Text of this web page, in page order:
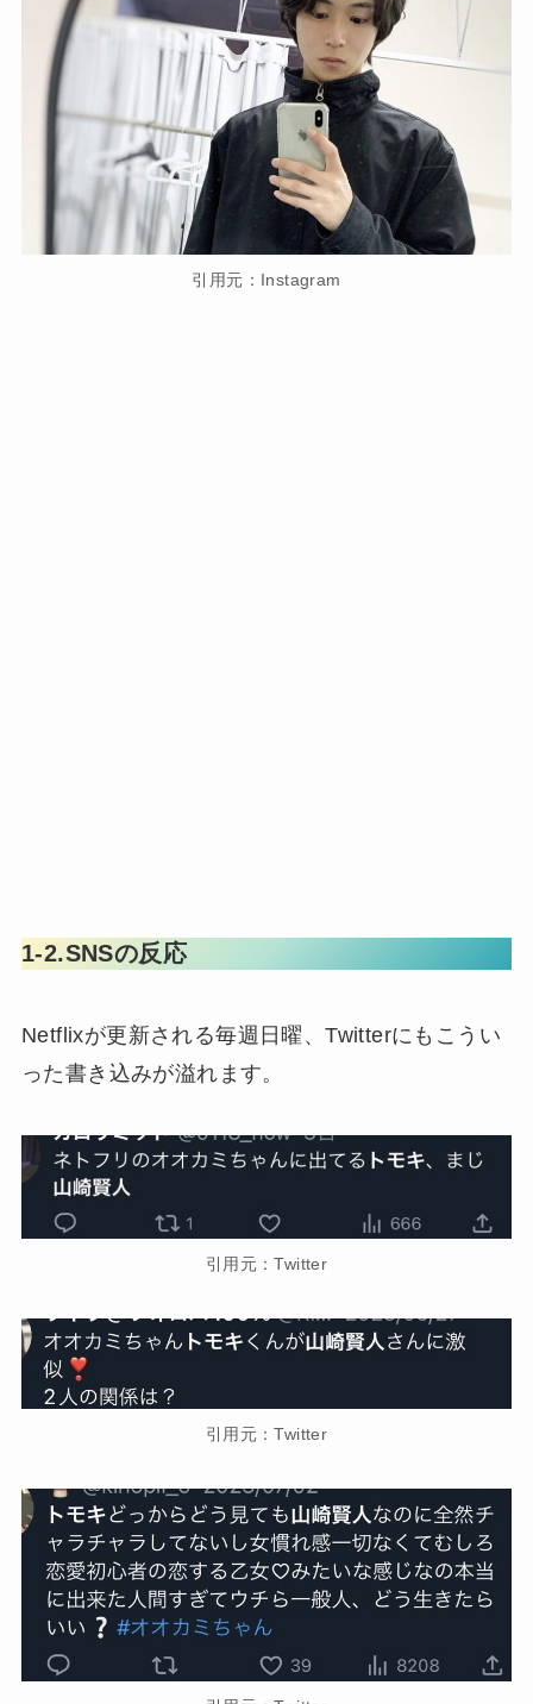
引用元：Instagram
1-2.SNSの反応
Netflixが更新される毎週日曜、Twitterにもこうい
った書き込みが溢れます。
引用元：Twitter
引用元：Twitter